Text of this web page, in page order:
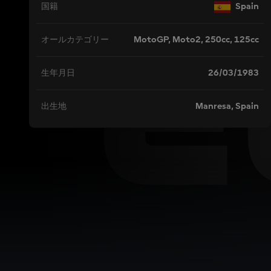
国籍 Spain
オールカテゴリー MotoGP, Moto2, 250cc, 125cc
生年月日 26/03/1983
出生地 Manresa, Spain